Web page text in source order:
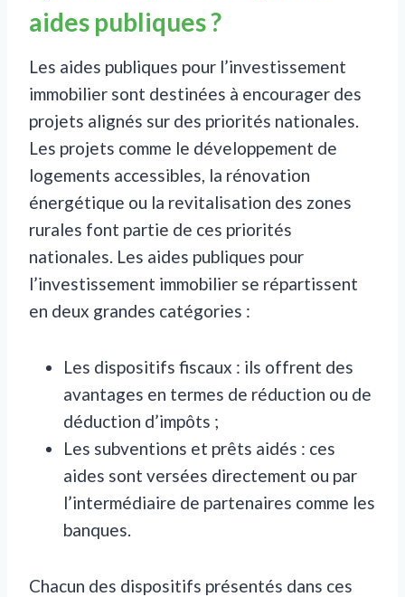
aides publiques ?
Les aides publiques pour l’investissement
immobilier sont destinées à encourager des
projets alignés sur des priorités nationales.
Les projets comme le développement de
logements accessibles, la rénovation
énergétique ou la revitalisation des zones
rurales font partie de ces priorités
nationales. Les aides publiques pour
l’investissement immobilier se répartissent
en deux grandes catégories :
Les dispositifs fiscaux : ils offrent des
avantages en termes de réduction ou de
déduction d’impôts ;
Les subventions et prêts aidés : ces
aides sont versées directement ou par
l’intermédiaire de partenaires comme les
banques.
Chacun des dispositifs présentés dans ces